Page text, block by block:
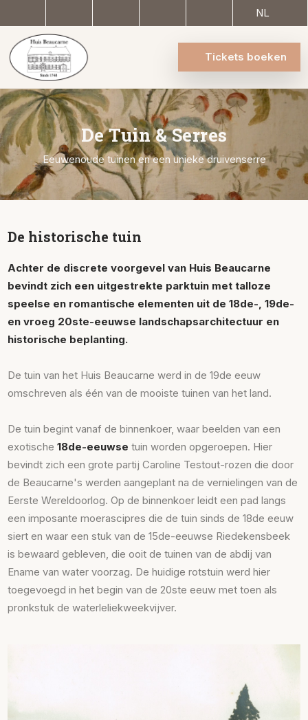
NL
Tickets boeken
De Tuin & Serres
Eeuwenoude tuinen en een unieke druivenserre
De historische tuin
Achter de discrete voorgevel van Huis Beaucarne
bevindt zich een uitgestrekte parktuin met talloze
speelse en romantische elementen uit de 18de-, 19de-
en vroeg 20ste-eeuwse landschapsarchitectuur en
historische beplanting.
De tuin van het Huis Beaucarne werd in de 19de eeuw
omschreven als één van de mooiste tuinen van het land.
De tuin begint vanaf de binnenkoer, waar beelden van een
exotische18de-eeuwse tuin worden opgeroepen. Hier
bevindt zich een grote partij Caroline Testout-rozen die door
de Beaucarne's werden aangeplant na de vernielingen van de
Eerste Wereldoorlog. Op de binnenkoer leidt een pad langs
een imposante moerascipres die de tuin sinds de 18de eeuw
siert en waar een stuk van de 15de-eeuwse Riedekensbeek
is bewaard gebleven, die ooit de tuinen van de abdij van
Ename van water voorzag. De huidige rotstuin werd hier
toegevoegd in het begin van de 20ste eeuw met toen als
pronkstuk de waterleliekweekvijver.